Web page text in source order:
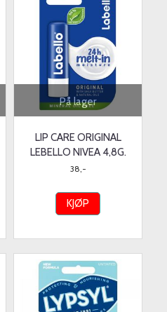
På lager
LIP CARE ORIGINAL
LEBELLO NIVEA 4,8G.
38,-
KJØP